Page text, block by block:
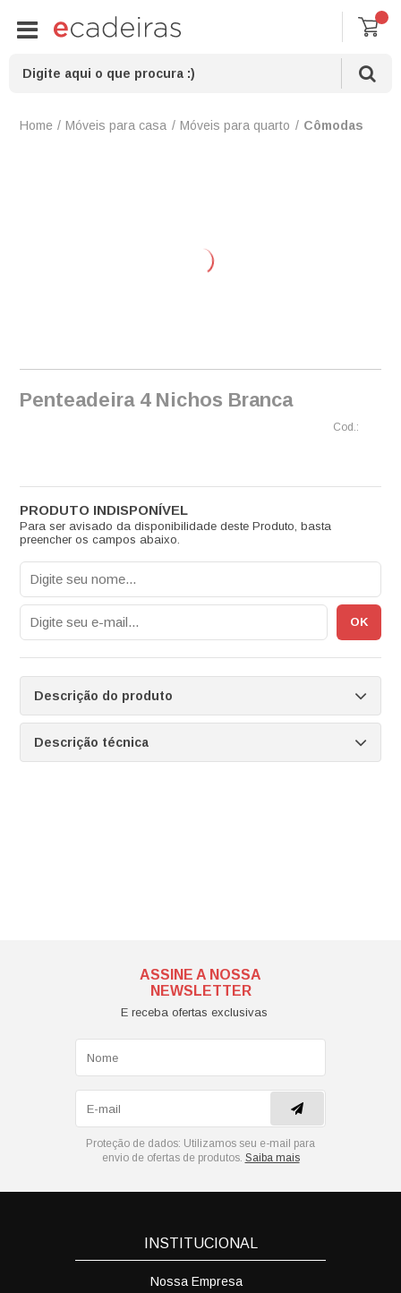
Móveis para casa Móveis para quarto Cômodas
Penteadeira 4 Nichos Branca
Para ser avisado da disponibilidade deste Produto, basta
preencher os campos abaixo.
Descrição do produto
Descrição técnica
ASSINE A NOSSA
NEWSLETTER
E receba ofertas exclusivas
Proteção de dados: Utilizamos seu e-mail para
envio de ofertas de produtos. Saiba mais
INSTITUCIONAL
Nossa Empresa